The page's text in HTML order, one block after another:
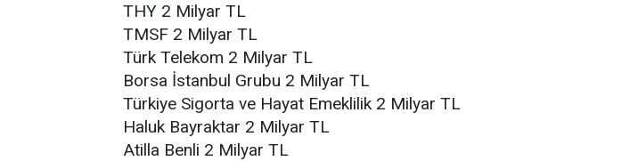
THY 2 Milyar TL
TMSF 2 Milyar TL
Türk Telekom 2 Milyar TL
Borsa İstanbul Grubu 2 Milyar TL
Türkiye Sigorta ve Hayat Emeklilik 2 Milyar TL
Haluk Bayraktar 2 Milyar TL
Atilla Benli 2 Milyar TL